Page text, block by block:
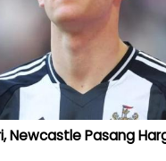
Newcastle Pasang